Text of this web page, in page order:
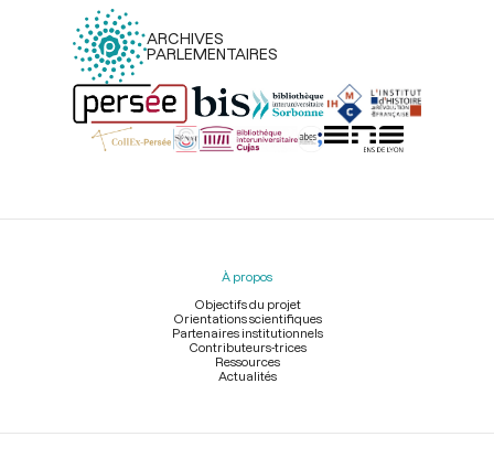
ARCHIVES
PARLEMENTAIRES
Menu
À propos
Objectifs du projet
Orientations scientifiques
Partenaires institutionnels
Contributeurs-trices
Ressources
Actualités